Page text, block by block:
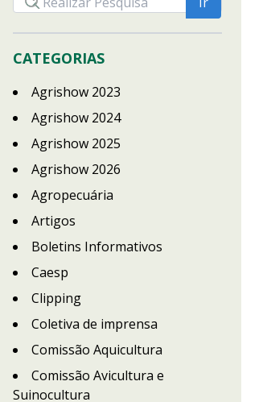
CATEGORIAS
Agrishow 2023
Agrishow 2024
Agrishow 2025
Agrishow 2026
Agropecuária
Artigos
Boletins Informativos
Caesp
Clipping
Coletiva de imprensa
Comissão Aquicultura
Comissão Avicultura e
Suinocultura